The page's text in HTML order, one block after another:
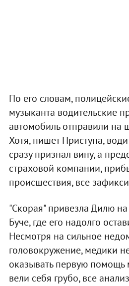
По его словам,
музыканта водительские
автомобиль отправили на
Хотя, пишет Приступа,
сразу признал вину, а
страховой компании,
происшествия, все
"Скорая" привезла Дилю
Буче, где его надолго
Несмотря на сильное
головокружение, медики
оказывать первую помощь
вели себя грубо, все